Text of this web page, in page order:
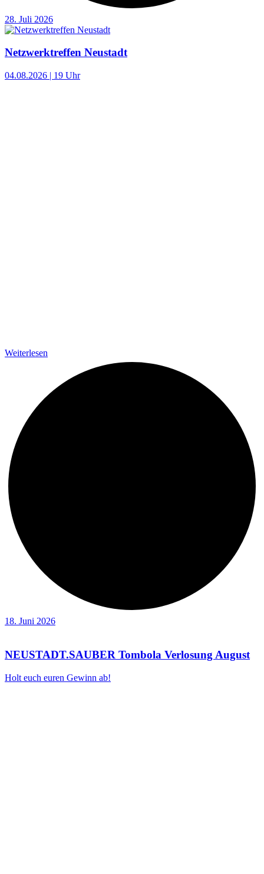
28. Juli 2026
Netzwerktreffen Neustadt
04.08.2026 | 19 Uhr
Weiterlesen
18. Juni 2026
NEUSTADT.SAUBER Tombola Verlosung August
Holt euch euren Gewinn ab!